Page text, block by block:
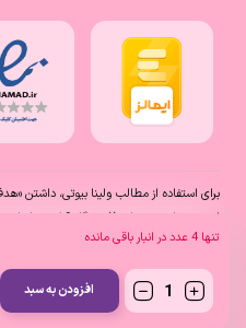
تنها 4عدد در انبار باقی مانده
افزودن به سبد
برای استفاده از مطالب ولینا بیوتی، داشتن
اين وب‌سايت نیز برای (فروشگاه آنلاین ولینا